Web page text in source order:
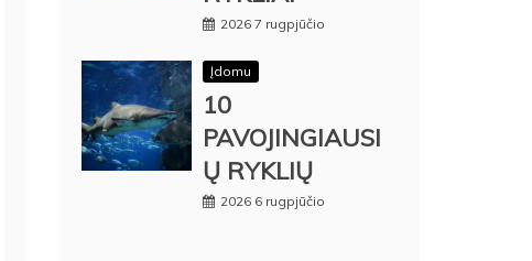
2026 7 rugpjūčio
Įdomu
10
PAVOJINGIAUSI
Ų RYKLIŲ
2026 6 rugpjūčio